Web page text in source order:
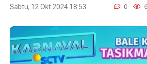
Sabtu, 12 Okt 2024 18:53 0